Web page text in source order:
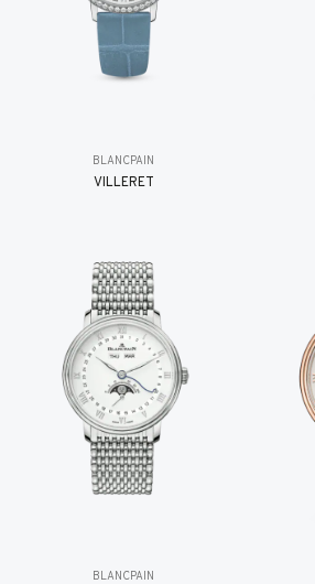
BLANCPAIN
VILLERET
BLANCPAIN